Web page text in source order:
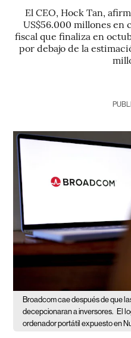
El CEO, Hock Tan,
US$56.000 millones en
fiscal que finaliza en
por debajo de la
Broadcom cae después de que
decepcionaran a inversores. El
ordenador portátil expuesto en